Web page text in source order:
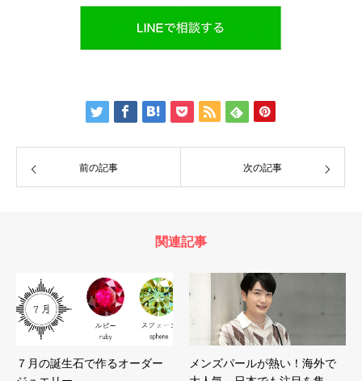
前の記事 次の記事
関連記事
７月の誕生石で作るオーダー
メンズパールが熱い！海外で